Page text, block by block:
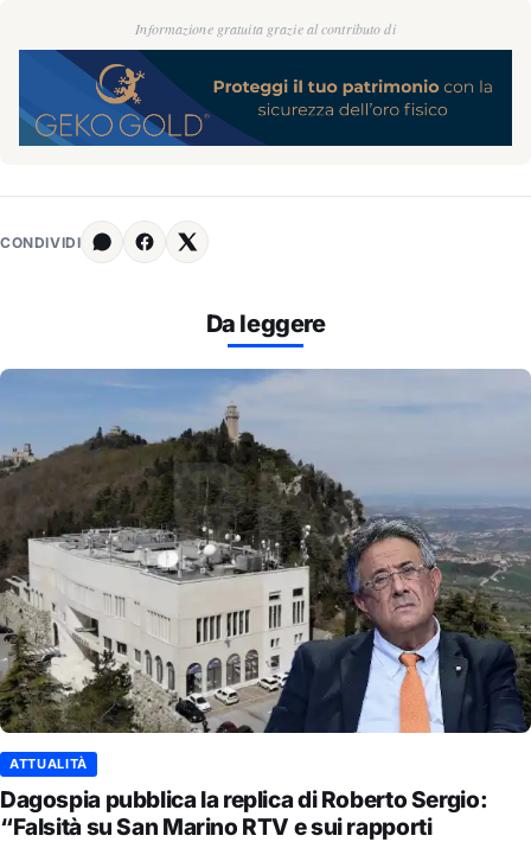
Informazione gratuita grazie al contributo di
CONDIVIDI
Da leggere
ATTUALITÀ
Dagospia pubblica la replica di Roberto Sergio:
“Falsità su San Marino RTV e sui rapporti